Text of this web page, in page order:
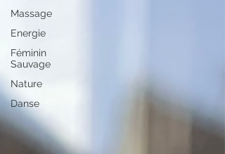
Massage
Energie
Féminin
Sauvage
Nature
Danse